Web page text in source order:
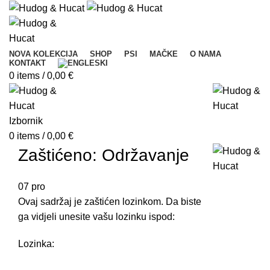
NOVA KOLEKCIJA SHOP PSI MAČKE
O NAMA
KONTAKT
0 items / 0,00 €
Izbornik
0 items / 0,00 €
Zaštićeno: Održavanje
07 pro
Ovaj sadržaj je zaštićen lozinkom. Da biste
ga vidjeli unesite vašu lozinku ispod:
Lozinka: